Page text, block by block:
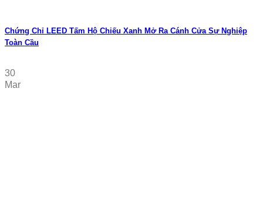
Chứng Chỉ LEED Tấm Hộ Chiếu Xanh Mở Ra Cánh Cửa Sự Nghiệp
Toàn Cầu
30
Mar